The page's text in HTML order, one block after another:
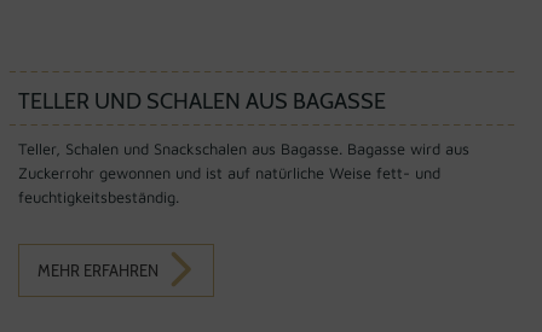
TELLER UND SCHALEN AUS BAGASSE
Teller, Schalen und Snackschalen aus Bagasse. Bagasse wird aus
Zuckerrohr gewonnen und ist auf natürliche Weise fett- und
feuchtigkeitsbeständig.
MEHR ERFAHREN